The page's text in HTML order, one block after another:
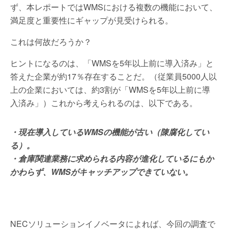
ず、本レポートではWMSにおける複数の機能において、
満足度と重要性にギャップが見受けられる。
これは何故だろうか？
ヒントになるのは、「WMSを5年以上前に導入済み」と
答えた企業が約17％存在することだ。（従業員5000人以
上の企業においては、約3割が「WMSを5年以上前に導
入済み」）これから考えられるのは、以下である。
・現在導入しているWMSの機能が古い（陳腐化してい
る）。
・倉庫関連業務に求められる内容が進化しているにもか
かわらず、WMSがキャッチアップできていない。
NECソリューションイノベータによれば、今回の調査で